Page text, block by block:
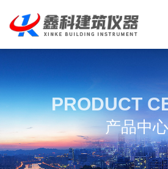
PRODUCT
产品中心